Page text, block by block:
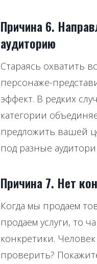
Причина 6.
аудиторию
Стараясь охватить
персонаже-
эффект. В редких
категории
предложить вашей
под разные
Причина 7. Нет
Когда мы продаем
продаем услуги, то
конкретики.
проверить?